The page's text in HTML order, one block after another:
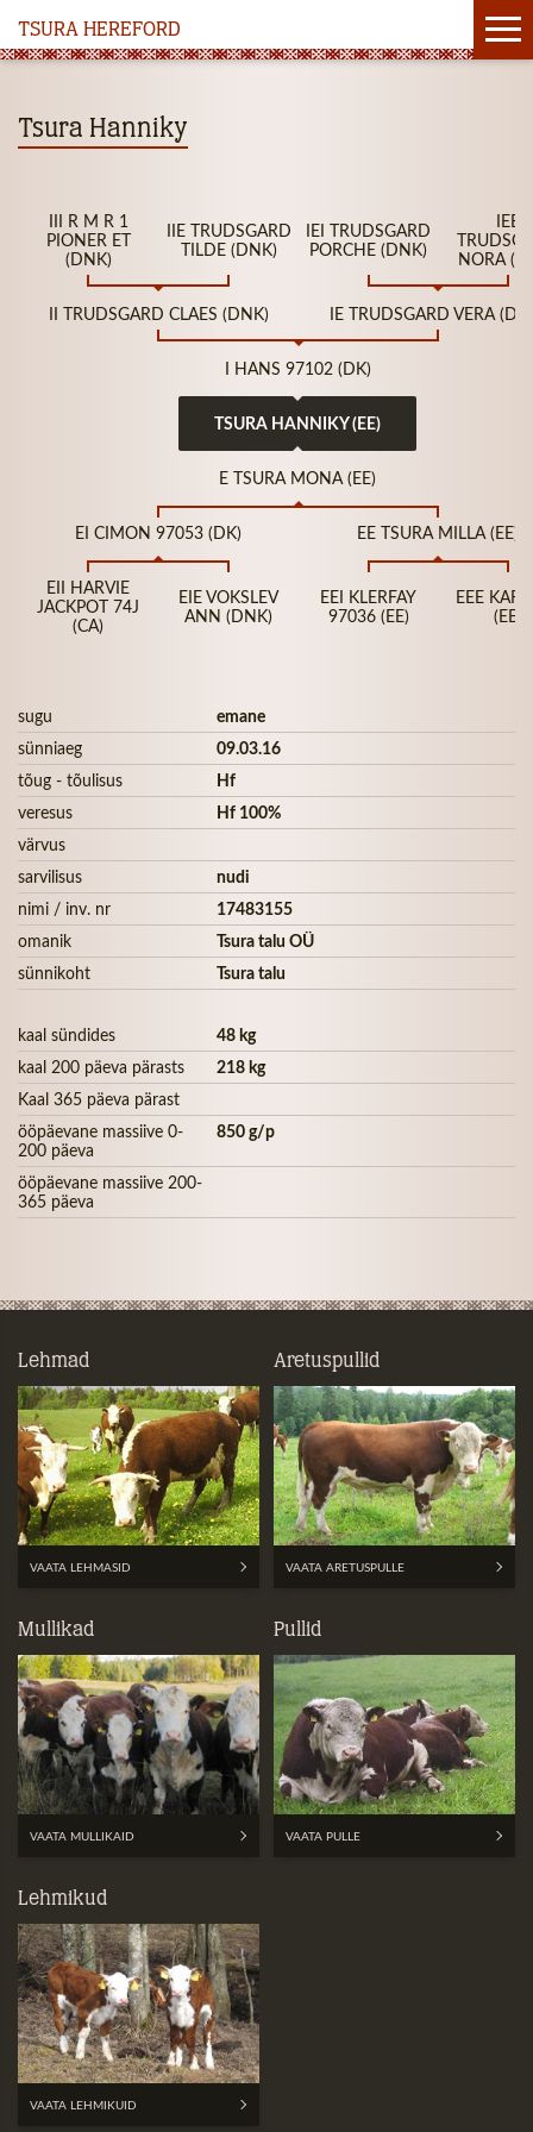
TSURA HEREFORD
Tsura Hanniky
III R M R 1
PIONER ET
(DNK)
IIE TRUDSGARD
TILDE (DNK)
IEI TRUDSGARD
PORCHE (DNK)
IEE
NORA
II TRUDSGARD CLAES (DNK) IE TRUDSGARD VERA
I HANS 97102 (DK)
TSURA HANNIKY (EE)
E TSURA MONA (EE)
EI CIMON 97053 (DK) EE TSURA MILLA (EE)
EII HARVIE
JACKPOT 74J
(CA)
EIE VOKSLEV
ANN (DNK)
EEI KLERFAY
97036 (EE)
EEE
(EE)
sugu
emane
sünniaeg
09.03.16
tõug - tõulisus
Hf
veresus
Hf 100%
värvus
sarvilisus
nudi
nimi / inv. nr
17483155
omanik
Tsura talu OÜ
sünnikoht
Tsura talu
kaal sündides
48 kg
kaal 200 päeva pärasts
218 kg
Kaal 365 päeva pärast
ööpäevane massiive 0-
200 päeva
850 g/p
ööpäevane massiive 200-
365 päeva
Lehmad
VAATA LEHMASID
Aretuspullid
VAATA ARETUSPULLE
Mullikad
VAATA MULLIKAID
Pullid
VAATA PULLE
Lehmikud
VAATA LEHMIKUID